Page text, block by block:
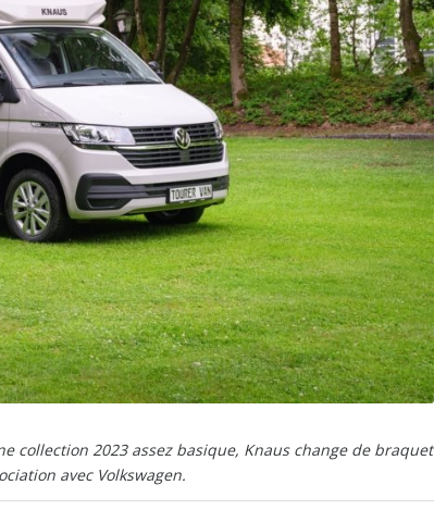
collection 2023 assez basique, Knaus change de braquet
avec Volkswagen.